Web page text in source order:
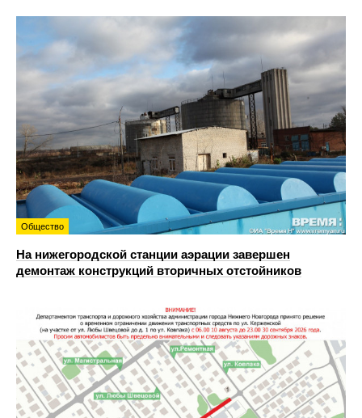
Общество
На нижегородской станции аэрации завершен
демонтаж конструкций вторичных отстойников